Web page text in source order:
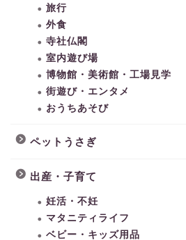
旅行
外食
寺社仏閣
室内遊び場
博物館・美術館・工場見学
街遊び・エンタメ
おうちあそび
ペットうさぎ
出産・子育て
妊活・不妊
マタニティライフ
ベビー・キッズ用品